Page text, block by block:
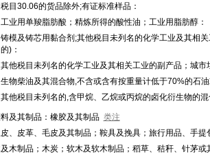
税目30.06的货品除外;有证标准样品：
工业用单羧脂肪酸；精炼所得的酸性油；工业用脂肪醇：
铸模及铸芯用黏合剂;其他税目未列名的化学工业及其相
的)：
其他税目未列名的化学工业及其相关工业的副产品；城
生物柴油及其混合物,不含或含有按重量计低于70%的石
其他税目未列名的,含甲烷、乙烷或丙烷的卤化衍生物的
及其制品：橡胶及其制品 类注
、皮革、毛皮及其制品；鞍具及挽具；旅行用品、手
木制品；木炭；软木及软木制品；稻草、秸秆、针茅